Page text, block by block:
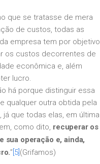
que se tratasse de mera
de custos, todas as
empresa tem por objetivo
os custos decorrentes de
econômica e, além
lucro.
há porque distinguir essa
qualquer outra obtida pela
já que todas elas, em última
como dito, recuperar os
sua operação e, ainda,
” [5] (Grifamos)